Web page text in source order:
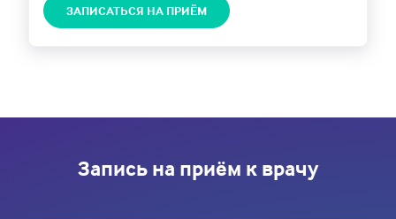
ЗАПИСАТЬСЯ НА ПРИЁМ
Запись на приём к врачу